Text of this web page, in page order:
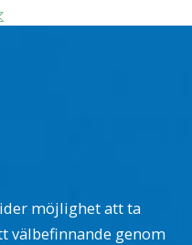
möjlighet att ta
välbefinnande genom